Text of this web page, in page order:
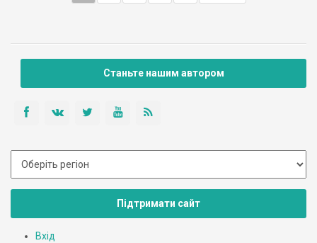
Станьте нашим автором
Підтримати сайт
Вхід